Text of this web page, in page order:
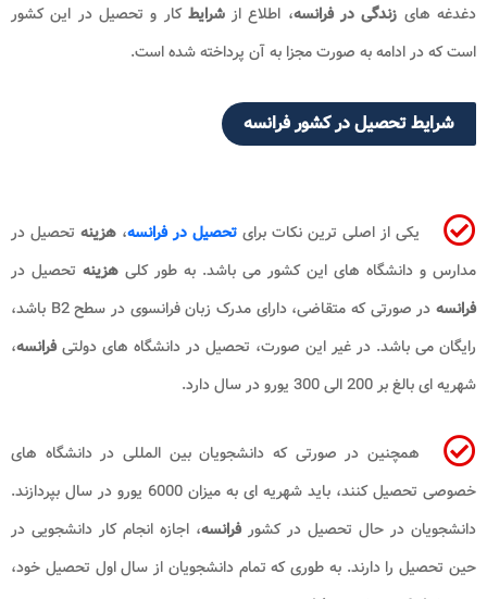
دغدغه های زندگی در فرانسه، اطلاع ازشرایطکار و تحصیل در این کشور
است که در ادامه به صورت مجزا به آن پرداخته شده است.
شرایطتحصیل در کشورفرانسه
یکی از اصلی ترین نکات برای تحصیل در فرانسه، هزینه تحصیل در
مدارس و دانشگاه های این کشور می باشد. به طور کلی هزینه تحصیل در
فرانسه در صورتی که متقاضی، دارای مدرک زبان فرانسوی در سطحB2 باشد،
رایگان می باشد. در غیر این صورت، تحصیل در دانشگاه های دولتیفرانسه،
شهریه ای بالغ بر 200 الی 300 یورو در سال دارد.
همچنین در صورتی که دانشجویان بین المللی در دانشگاه های
خصوصی تحصیل کنند، باید شهریه ای به میزان 6000 یورو در سال بپردازند.
دانشجویان در حال تحصیل در کشورفرانسه، اجازه انجام کار دانشجویی در
حین تحصیل را دارند. به طوری که تمام دانشجویان از سال اول تحصیل خود،